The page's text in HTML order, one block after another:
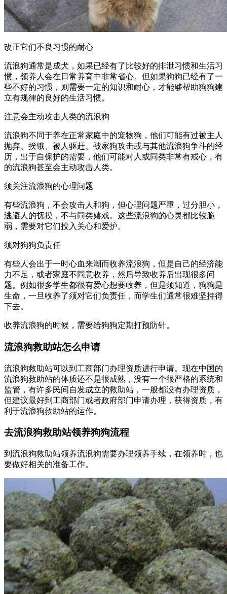
改正它们不良习惯的耐心
流浪狗通常是成犬，如果已经有了比较好的排泄习惯和生活习
惯，领养人会在日常养育中非常省心。但如果狗狗已经有了一
些不好的习惯，则需要一定的知识和耐心，才能够帮助狗狗建
立有规律的良好的生活习惯。
注意会主动攻击人类的流浪狗
流浪狗不同于养在正常家庭中的宠物狗，他们可能有过被主人
抛弃、挨饿、被人驱赶、被家狗攻击或与其他流浪狗争斗的经
历，出于自保护的需要，他们可能对人或同类非常有戒心，有
的流浪狗甚至会主动攻击人类。
须关注流浪狗的心理问题
有些流浪狗，不会攻击人和狗，但心理问题严重，过分胆小，
逃避人的抚摸，不与同类嬉戏。这些流浪狗的心灵都比较脆
弱，需要对它们投入关心和爱护。
须对狗狗负责任
有些人会出于一时心血来潮而收养流浪狗，但是自己的经济能
力不足，或者家庭不同意收养，然后导致收养后出现很多问
题。例如很多学生都很有爱心想要收养，但是须知道，狗狗是
生命，一旦收养了须对它们负责任，而学生们通常很难坚持得
下去。
收养流浪狗的时候，需要给狗狗定期打预防针。
流浪狗救助站怎么申请
流浪狗救助站可以到工商部门办理资质进行申请。现在中国的
流浪狗救助站的体质还不是很成熟，没有一个很严格的系统和
监管，有许多民间自发成立的救助站，一般都没有办理资质，
但建议最好到工商部门或者政府部门申请办理，获得资质，有
利于流浪狗救助站的运作。
去流浪狗救助站领养狗狗流程
到流浪狗救助站领养流浪狗需要办理领养手续，在领养时，也
要做好相关的准备工作。